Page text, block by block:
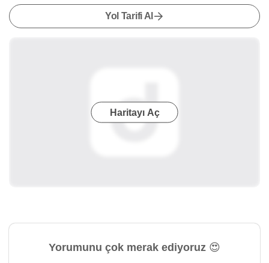
Yol Tarifi Al
Haritayı Aç
Yorumunu çok merak ediyoruz 😍